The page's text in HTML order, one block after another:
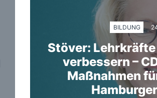
BILDUNG
Stöver:
verbessern –
Maßnahmen